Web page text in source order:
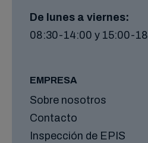
De lunes a viernes:
08:30-14:00 y 15:00-
EMPRESA
Sobre nosotros
Contacto
Inspección de EPIS